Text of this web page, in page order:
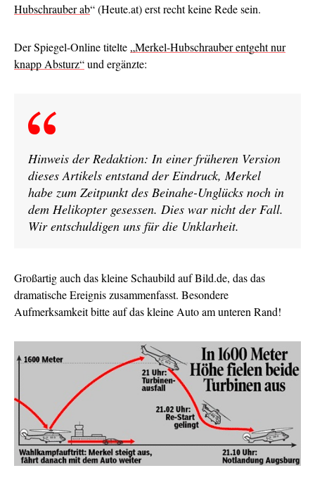
Hubschrauber ab“ (Heute.at) erst recht keine Rede sein.
Der Spiegel-Online titelte „Merkel-Hubschrauber entgeht nur
knapp Absturz“und ergänzte:
Hinweis der Redaktion: In einer früheren Version
dieses Artikels entstand der Eindruck, Merkel
habe zum Zeitpunkt des Beinahe-Unglücks noch in
dem Helikopter gesessen. Dies war nicht der Fall.
Wir entschuldigen uns für die Unklarheit.
Großartig auch das kleine Schaubild auf Bild.de, das das
dramatische Ereignis zusammenfasst. Besondere
Aufmerksamkeit bitte auf das kleine Auto am unteren Rand!